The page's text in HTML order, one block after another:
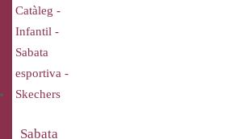
Sabata